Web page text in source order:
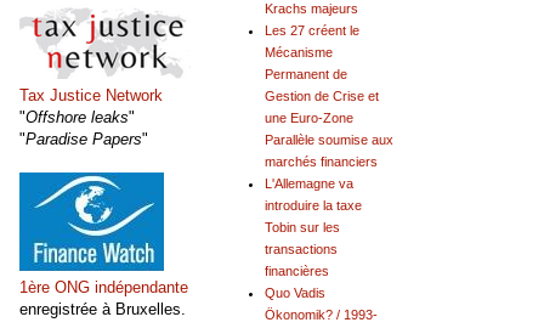
Krachs majeurs
Les 27 créent le
Mécanisme
Permanent de
Gestion de Crise et
une Euro-Zone
Parallèle soumise aux
marchés financiers
L'Allemagne va
introduire la taxe
Tobin sur les
transactions
financières
Quo Vadis
Ökonomik? / 1993-
Tax Justice Network
"Offshore leaks"
"Paradise Papers"
1ère ONG indépendante
enregistrée à Bruxelles.